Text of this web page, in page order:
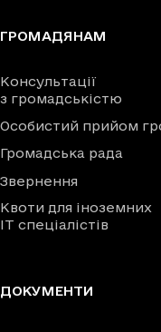
ГРОМАДЯНАМ
Консультації
з громадськістю
Особистий прийом
Громадська рада
Звернення
Квоти для іноземних
IT спеціалістів
ДОКУМЕНТИ